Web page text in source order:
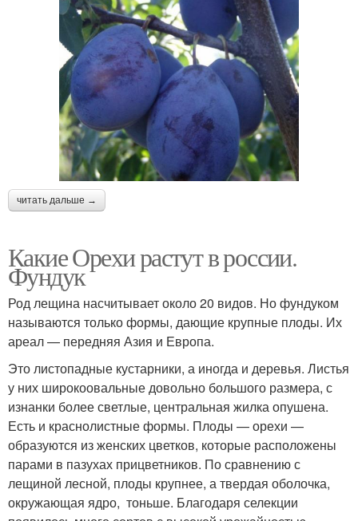
читать дальше →
Какие Орехи растут в россии.
Фундук
Род лещина насчитывает около 20 видов. Но фундуком
называются только формы, дающие крупные плоды. Их
ареал — передняя Азия и Европа.
Это листопадные кустарники, а иногда и деревья. Листья
у них широкоовальные довольно большого размера, с
изнанки более светлые, центральная жилка опушена.
Есть и краснолистные формы. Плоды — орехи —
образуются из женских цветков, которые расположены
парами в пазухах прицветников. По сравнению с
лещиной лесной, плоды крупнее, а твердая оболочка,
окружающая ядро, тоньше. Благодаря селекции